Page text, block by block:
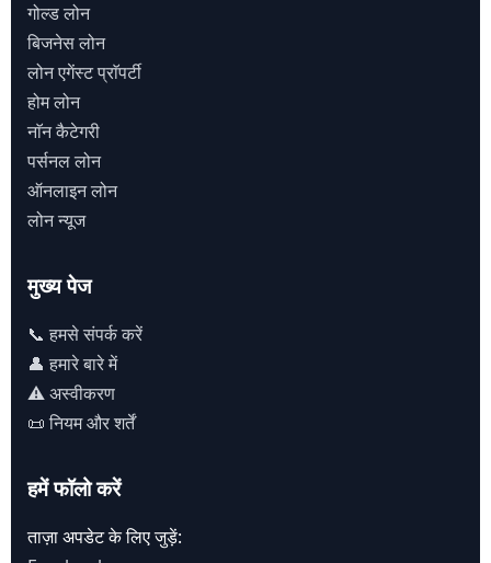
गोल्ड लोन
बिजनेस लोन
लोन एगेंस्ट प्राॅपर्टी
होम लोन
नाॅन कैटेगरी
पर्सनल लोन
ऑनलाइन लोन
लोन न्यूज
मुख्य पेज
📞 हमसे संपर्क करें
👤 हमारे बारे में
⚠️ अस्वीकरण
📜 नियम और शर्तें
हमें फॉलो करें
ताज़ा अपडेट के लिए जुड़ें: